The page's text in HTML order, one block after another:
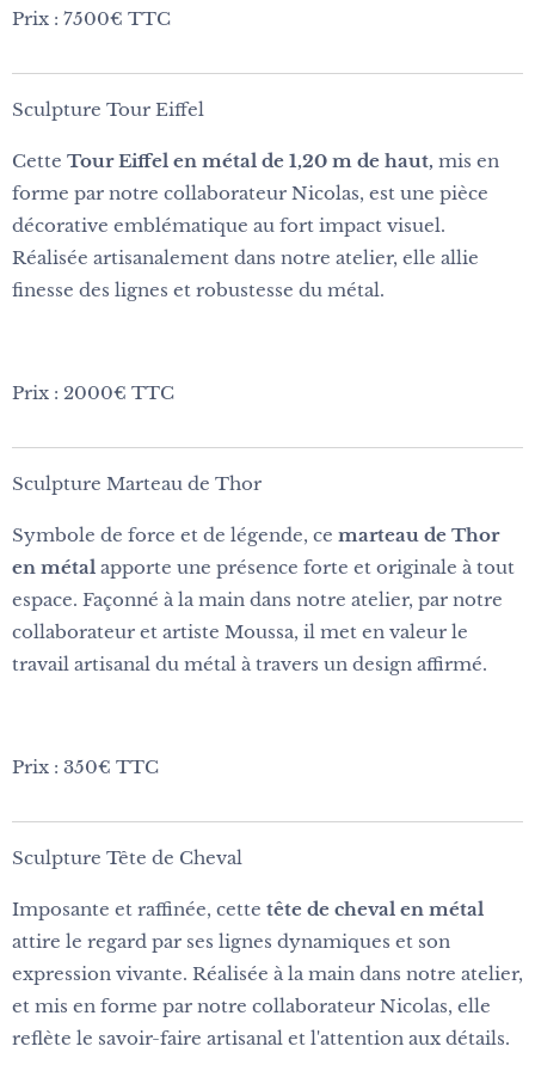
Prix : 7500€ TTC
Sculpture Tour Eiffel
Cette Tour Eiffel en métal de 1,20 m de haut, mis en
forme par notre collaborateur Nicolas, est une pièce
décorative emblématique au fort impact visuel.
Réalisée artisanalement dans notre atelier, elle allie
finesse des lignes et robustesse du métal.
Prix : 2000€ TTC
Sculpture Marteau de Thor
Symbole de force et de légende, ce marteau de Thor
en métal apporte une présence forte et originale à tout
espace. Façonné à la main dans notre atelier, par notre
collaborateur et artiste Moussa, il met en valeur le
travail artisanal du métal à travers un design affirmé.
Prix : 350€ TTC
Sculpture Tête de Cheval
Imposante et raffinée, cette tête de cheval en métal
attire le regard par ses lignes dynamiques et son
expression vivante. Réalisée à la main dans notre atelier,
et mis en forme par notre collaborateur Nicolas, elle
reflète le savoir-faire artisanal et l'attention aux détails.